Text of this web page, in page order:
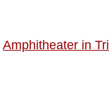
Amphitheater in